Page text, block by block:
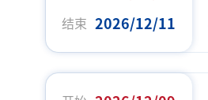
结束 2026/12/11